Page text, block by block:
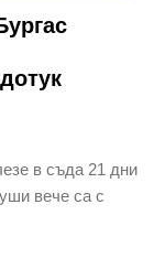
в съда 21 дни
вече са с